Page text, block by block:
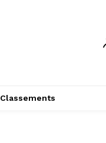
Classements